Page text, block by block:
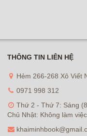
THÔNG TIN LIÊN HỆ
Hẻm 266-268 Xô Viết
0971 998 312
Thứ 2 - Thứ 7: Sáng
Chủ Nhật: Không làm việc